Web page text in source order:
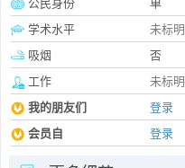
学术水平
未标明
吸烟
否
工作
未标明
我的朋友们
登录
会员自
登录